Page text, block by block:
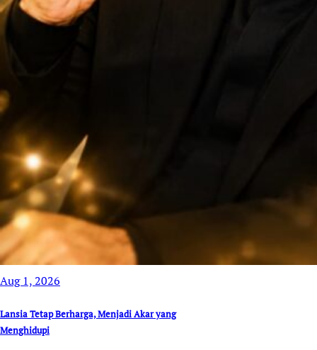
Aug 1, 2026
Lansia Tetap Berharga, Menjadi Akar yang
Menghidupi